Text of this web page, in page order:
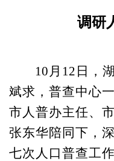
调研
10 月 12 日，
斌求，普查中心
市人普办主任、
张东华陪同下，
七次人口普查工